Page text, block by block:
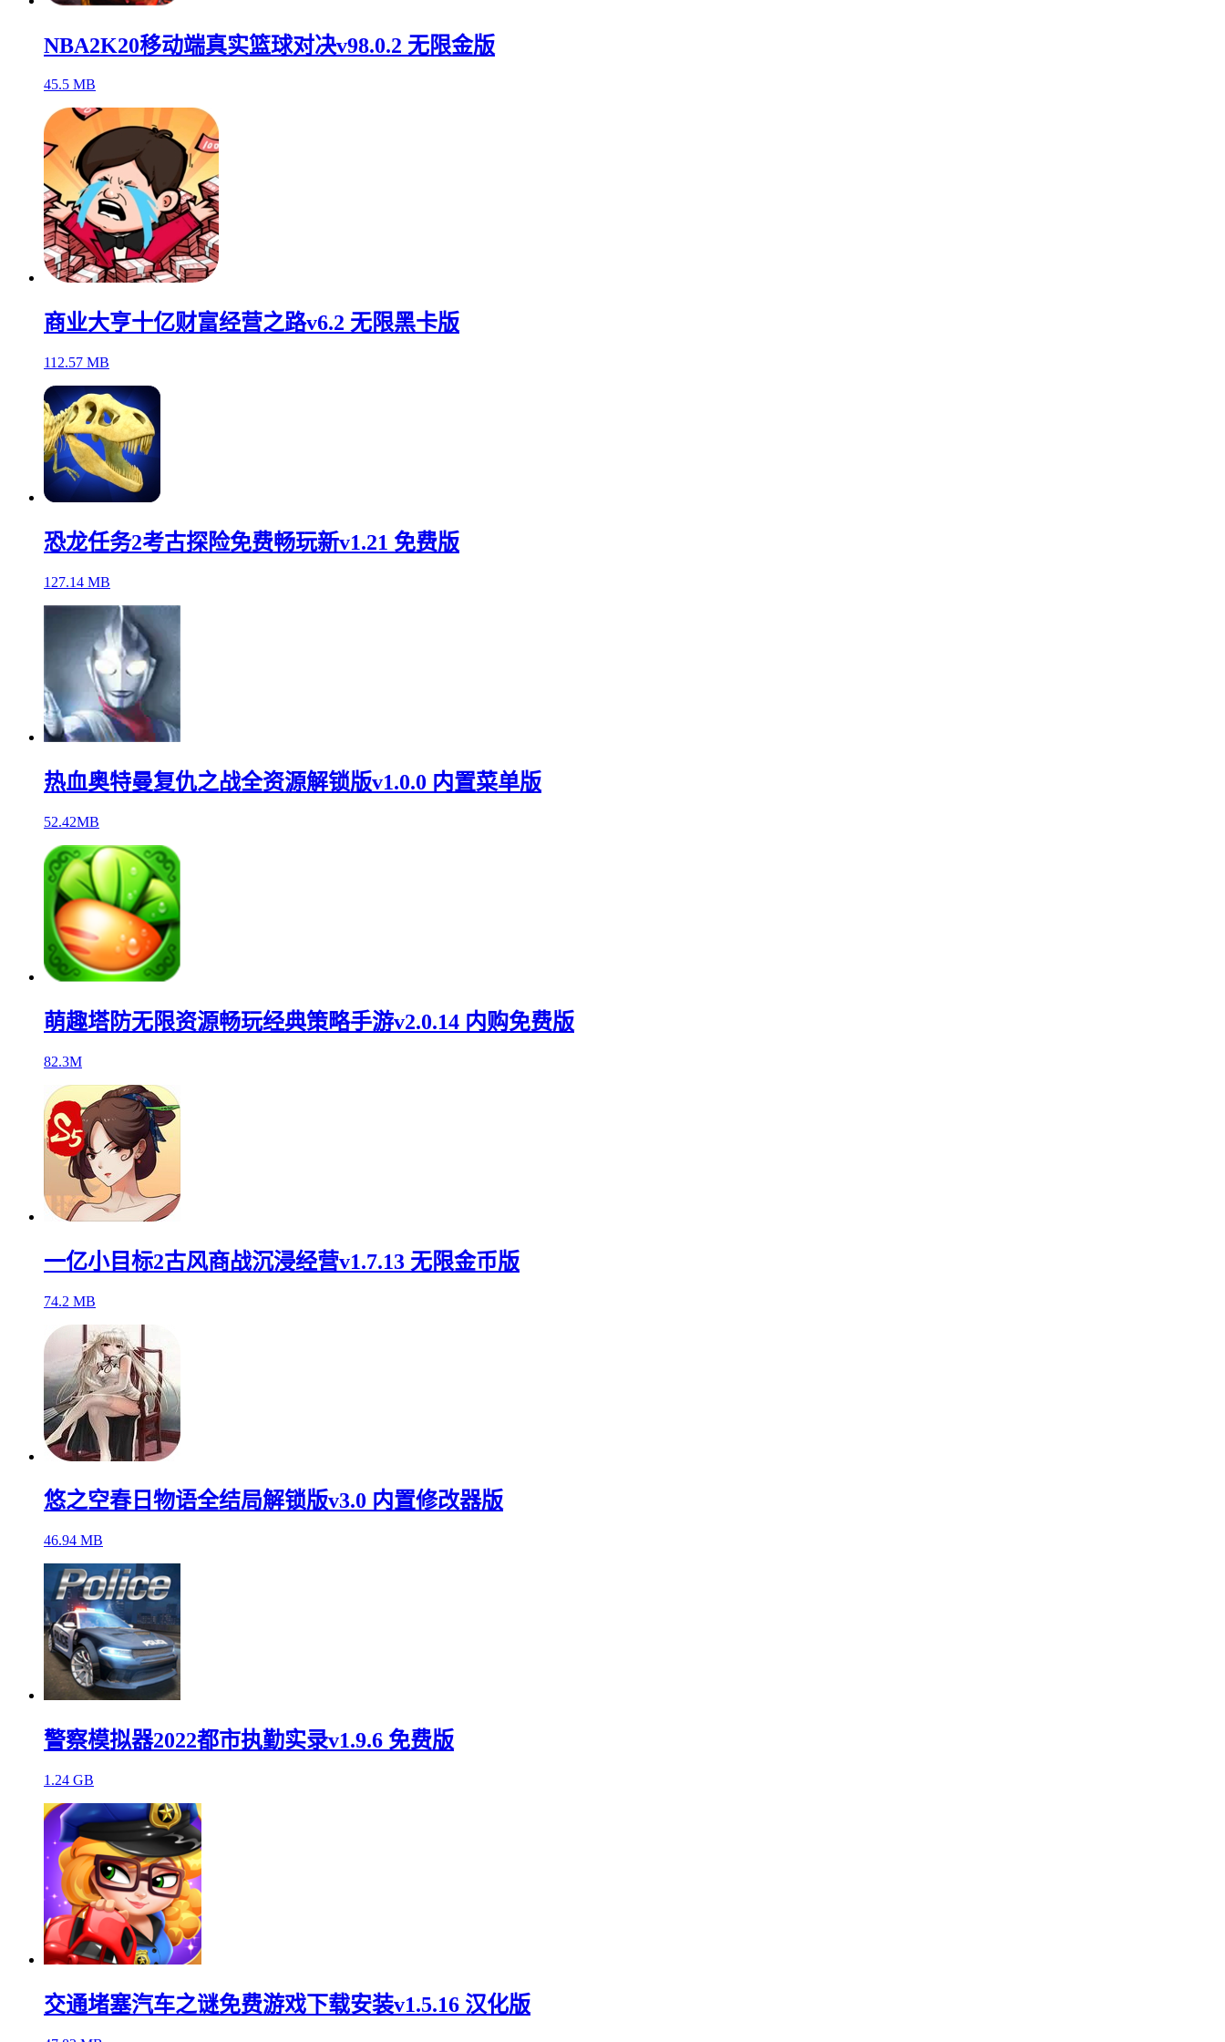
NBA2K20移动端真实篮球对决v98.0.2 无限金版
45.5 MB
商业大亨十亿财富经营之路v6.2 无限黑卡版
112.57 MB
恐龙任务2考古探险免费畅玩新v1.21 免费版
127.14 MB
热血奥特曼复仇之战全资源解锁版v1.0.0 内置菜单版
52.42MB
萌趣塔防无限资源畅玩经典策略手游v2.0.14 内购免费版
82.3M
一亿小目标2古风商战沉浸经营v1.7.13 无限金币版
74.2 MB
悠之空春日物语全结局解锁版v3.0 内置修改器版
46.94 MB
警察模拟器2022都市执勤实录v1.9.6 免费版
1.24 GB
交通堵塞汽车之谜免费游戏下载安装v1.5.16 汉化版